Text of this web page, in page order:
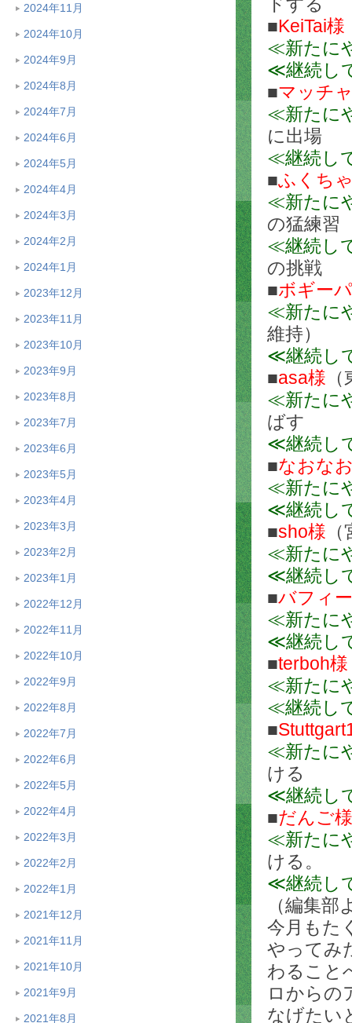
2024年11月
2024年10月
2024年9月
2024年8月
2024年7月
2024年6月
2024年5月
2024年4月
2024年3月
2024年2月
2024年1月
2023年12月
2023年11月
2023年10月
2023年9月
2023年8月
2023年7月
2023年6月
2023年5月
2023年4月
2023年3月
2023年2月
2023年1月
2022年12月
2022年11月
2022年10月
2022年9月
2022年8月
2022年7月
2022年6月
2022年5月
2022年4月
2022年3月
2022年2月
2022年1月
2021年12月
2021年11月
2021年10月
2021年9月
2021年8月
■KeiTai様
≪新たに
≪継続し
■マッチ
≪新たに
に出場
≪継続し
■ふくち
≪新たに
の猛練習
≪継続し
の挑戦
■ボギー
≪新たに
維持）
≪継続し
■asa様
≪新たに
ばす
≪継続し
■なおな
≪新たに
≪継続し
■sho様
≪新たに
≪継続し
■バフィ
≪新たに
≪継続し
■terboh様
≪新たに
≪継続し
■
≪新たに
ける
≪継続し
■だんご様
≪新たに
ける。
≪継続し
（編集部
今月もた
やってみ
わること
ロからの
なげたい